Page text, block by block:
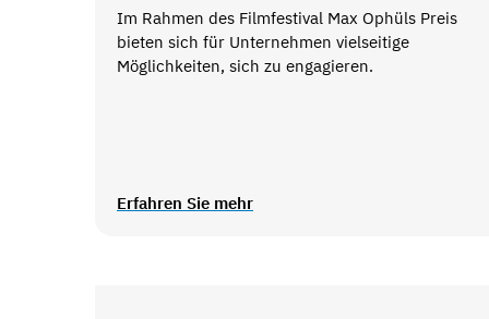
Im Rahmen des Filmfestival Max Ophüls Preis
bieten sich für Unternehmen vielseitige
Möglichkeiten, sich zu engagieren.
Erfahren Sie mehr